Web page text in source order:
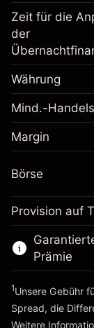
Gebühren
~
Geld aus
Zur
Margin.
~
Geld aus
Zur
Zeit für die
der
Währung
Mind.-
Margin
Börse
Provision auf
Prämie
1Unsere Gebühr
Spread, die
Weitere